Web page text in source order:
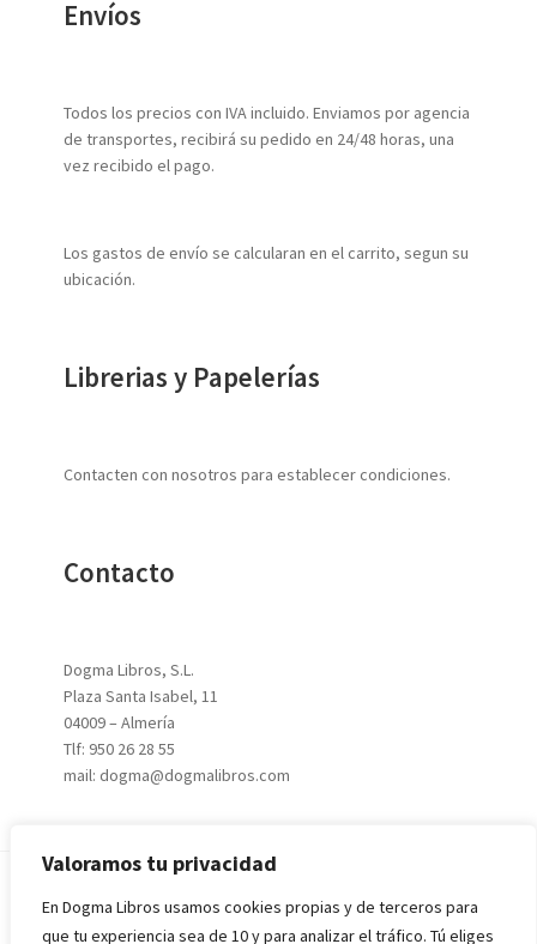
Valoramos tu privacidad
En Dogma Libros usamos cookies propias y de terceros para
que tu experiencia sea de 10 y para analizar el tráfico. Tú eliges
Envíos
Todos los precios con IVA incluido. Enviamos por agencia
de transportes, recibirá su pedido en 24/48 horas, una
vez recibido el pago.
Los gastos de envío se calcularan en el carrito, segun su
ubicación.
Librerias y Papelerías
Contacten con nosotros para establecer condiciones.
Contacto
Dogma Libros, S.L.
Plaza Santa Isabel, 11
04009 – Almería
Tlf: 950 26 28 55
mail: dogma@dogmalibros.com
© 2026DOGMA LIBROS, S.L.| Aviso Legal |
Política de
Privacidad
| Condiciones de Compra